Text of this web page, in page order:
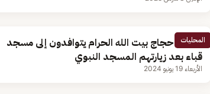
المحليات
فيديو| حجاج بيت الله الحرام يتوافدون إلى مسجد
قباء بعد زيارتهم المسجد النبوي
الأربعاء 19 يونيو 2024